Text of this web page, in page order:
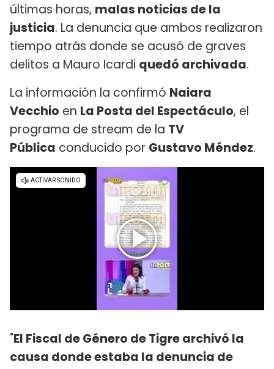
últimas horas, malas noticias de la
justicia. La denuncia que ambos realizaron
tiempo atrás donde se acusó de graves
delitos a Mauro Icardi quedó archivada.
La información la confirmó Naiara
Vecchio en La Posta del Espectáculo, el
programa de stream de la TV
Pública conducido por Gustavo Méndez.
"El Fiscal de Género de Tigre archivó la
causa donde estaba la denuncia de